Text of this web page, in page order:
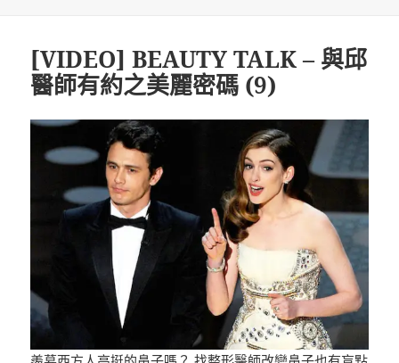
[VIDEO] BEAUTY TALK – 與邱
醫師有約之美麗密碼 (9)